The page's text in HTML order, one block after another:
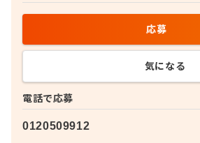
電話で応募
0120509912
応募
気になる